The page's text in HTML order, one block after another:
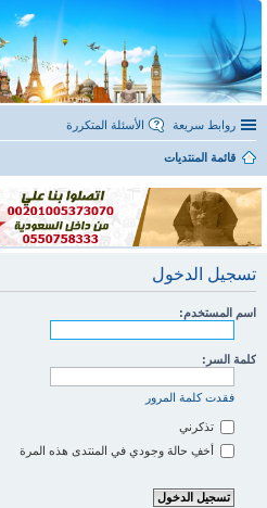
روابط سريعة الأسئلة المتكررة
قائمة المنتديات
تسجيل الدخول
اسم المستخدم:
كلمة السر:
فقدت كلمة المرور
تذكرني
أخفِ حالة وجودي في المنتدى هذه المرة